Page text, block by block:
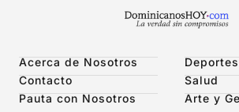
Acerca de Nosotros
Contacto
Pauta con Nosotros
Deportes
Salud
Arte y